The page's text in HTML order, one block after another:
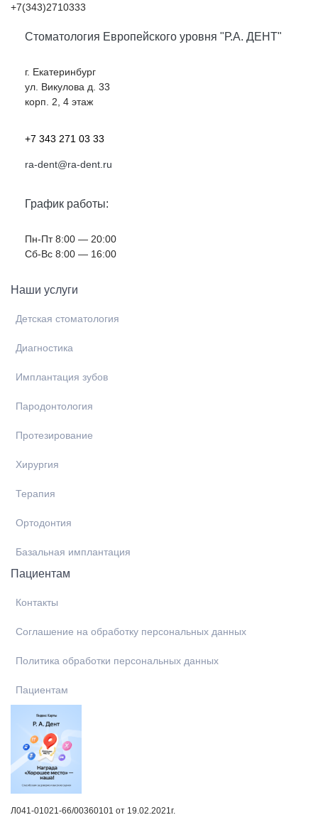
+7(343)2710333
Стоматология Европейского уровня "Р.А. ДЕНТ"
г. Екатеринбург
ул. Викулова д. 33
корп. 2, 4 этаж
+7 343 271 03 33
ra-dent@ra-dent.ru
График работы:
Пн-Пт 8:00 — 20:00
Cб-Вс 8:00 — 16:00
Наши услуги
Детская стоматология
Диагностика
Имплантация зубов
Пародонтология
Протезирование
Хирургия
Терапия
Ортодонтия
Базальная имплантация
Пациентам
Контакты
Соглашение на обработку персональных данных
Политика обработки персональных данных
Пациентам
Л041-01021-66/00360101 от 19.02.2021г.